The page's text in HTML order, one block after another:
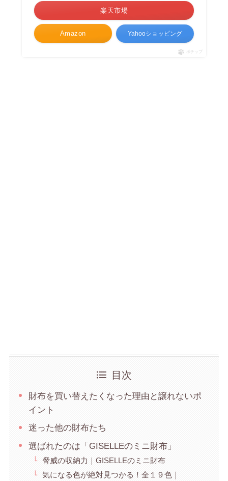
Amazon
楽天市場
Yahooショッピング
ポチップ
目次
財布を買い替えたくなった理由と譲れないポ
イント
迷った他の財布たち
選ばれたのは「GISELLEのミニ財布」
脅威の収納力｜GISELLEのミニ財布
気になる色が絶対見つかる！全１９色｜